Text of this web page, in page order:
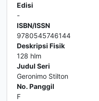
Edisi
-
ISBN/ISSN
9780545746144
Deskripsi Fisik
128 hlm
Judul Seri
Geronimo Stilton
No. Panggil
F